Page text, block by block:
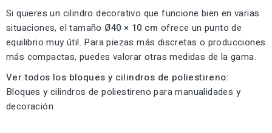
Si quieres un cilindro decorativo que funcione bien en varias
situaciones, el tamaño Ø40 × 10 cm ofrece un punto de
equilibrio muy útil. Para piezas más discretas o producciones
más compactas, puedes valorar otras medidas de la gama.
Ver todos los bloques y cilindros de poliestireno:
Bloques y cilindros de poliestireno para manualidades y
decoración